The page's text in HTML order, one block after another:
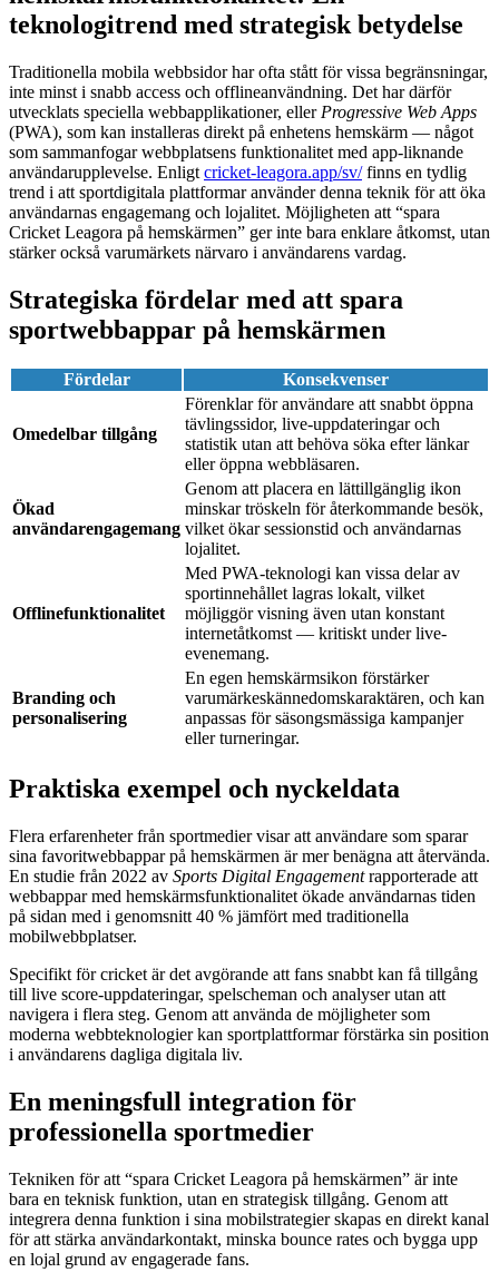
teknologitrend med strategisk betydelse
Traditionella mobila webbsidor har ofta stått för vissa begränsningar,
inte minst i snabb access och offlineanvändning. Det har därför
utvecklats speciella webbapplikationer, eller Progressive Web Apps
(PWA), som kan installeras direkt på enhetens hemskärm — något
som sammanfogar webbplatsens funktionalitet med app-liknande
användarupplevelse. Enligt cricket-leagora.app/sv/finns en tydlig
trend i att sportdigitala plattformar använder denna teknik för att öka
användarnas engagemang och lojalitet. Möjligheten att “spara
Cricket Leagora på hemskärmen” ger inte bara enklare åtkomst, utan
stärker också varumärkets närvaro i användarens vardag.
Strategiska fördelar med att spara
sportwebbappar på hemskärmen
Fördelar Konsekvenser
Omedelbar tillgång
Förenklar för användare att snabbt öppna
tävlingssidor, live-uppdateringar och
statistik utan att behöva söka efter länkar
eller öppna webbläsaren.
Ökad
användarengagemang
Genom att placera en lättillgänglig ikon
minskar tröskeln för återkommande besök,
vilket ökar sessionstid och användarnas
lojalitet.
Offlinefunktionalitet
Med PWA-teknologi kan vissa delar av
sportinnehållet lagras lokalt, vilket
möjliggör visning även utan konstant
internetåtkomst — kritiskt under live-
evenemang.
Branding och
personalisering
En egen hemskärmsikon förstärker
varumärkeskännedomskaraktären, och kan
anpassas för säsongsmässiga kampanjer
eller turneringar.
Praktiska exempel och nyckeldata
Flera erfarenheter från sportmedier visar att användare som sparar
sina favoritwebbappar på hemskärmen är mer benägna att återvända.
En studie från 2022 av Sports Digital Engagementrapporterade att
webbappar med hemskärmsfunktionalitet ökade användarnas tiden
på sidan med i genomsnitt 40 % jämfört med traditionella
mobilwebbplatser.
Specifikt för cricket är det avgörande att fans snabbt kan få tillgång
till live score-uppdateringar, spelscheman och analyser utan att
navigera i flera steg. Genom att använda de möjligheter som
moderna webbteknologier kan sportplattformar förstärka sin position
i användarens dagliga digitala liv.
En meningsfull integration för
professionella sportmedier
Tekniken för att “spara Cricket Leagora på hemskärmen” är inte
bara en teknisk funktion, utan en strategisk tillgång. Genom att
integrera denna funktion i sina mobilstrategier skapas en direkt kanal
för att stärka användarkontakt, minska bounce rates och bygga upp
en lojal grund av engagerade fans.